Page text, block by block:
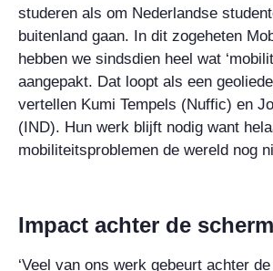
studeren als om Nederlandse
buitenland gaan. In dit zogeheten
hebben we sindsdien heel wat
aangepakt. Dat loopt als een
vertellen Kumi Tempels (Nuffic) en
(IND). Hun werk blijft nodig want
mobiliteitsproblemen de wereld nog
Impact achter de
‘Veel van ons werk gebeurt achter